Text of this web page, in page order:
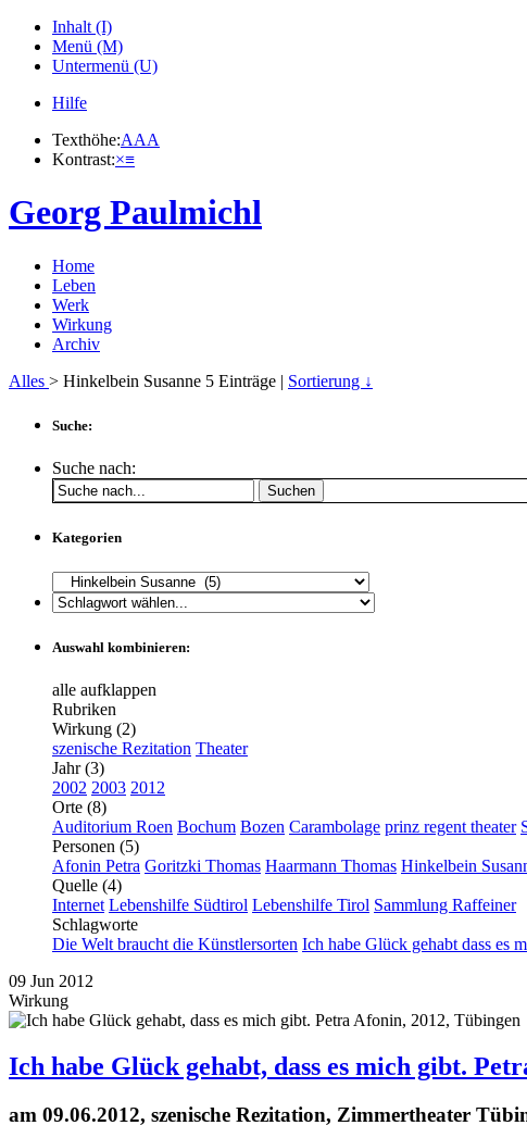
Inhalt (I)
Menü (M)
Untermenü (U)
Hilfe
Texthöhe:AAA
Kontrast:×≡
Georg Paulmichl
Home
Leben
Werk
Wirkung
Archiv
Alles > Hinkelbein Susanne 5 Einträge | Sortierung ↓
Suche:
Suche nach:
Suchen
Kategorien
Auswahl kombinieren:
alle aufklappen
Rubriken
Wirkung (2)
szenische Rezitation Theater
Jahr (3)
2002 2003 2012
Orte (8)
Auditorium Roen Bochum Bozen Carambolage prinz regent theater
Personen (5)
Afonin Petra Goritzki Thomas Haarmann Thomas Hinkelbein
Quelle (4)
Internet Lebenshilfe Südtirol Lebenshilfe Tirol Sammlung Raffeiner
Schlagworte
Die Welt braucht die Künstlersorten Ich habe Glück gehabt dass es
09 Jun 2012
Wirkung
Ich habe Glück gehabt, dass es mich gibt.
am 09.06.2012, szenische Rezitation, Zimmertheater